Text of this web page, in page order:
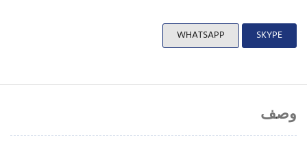
SKYPE
WHATSAPP
وصف